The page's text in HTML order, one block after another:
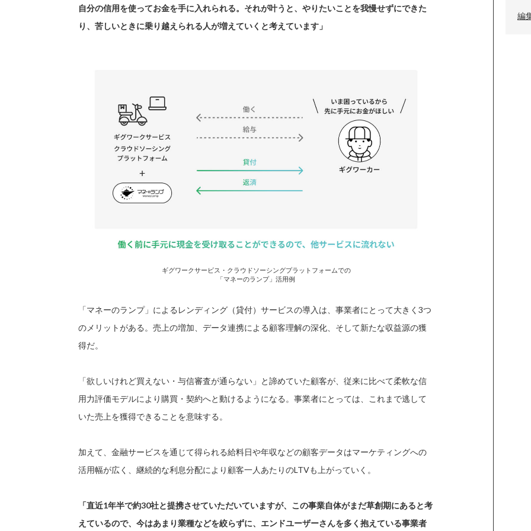
自分の信用を使ってお金を手に入れられる。それが叶うと、やりたいことを我慢せずにできた
り、苦しいときに乗り越えられる人が増えていくと考えています」
ギグワークサービス・クラウドソーシングプラットフォームでの
「マネーのランプ」活用例
「マネーのランプ」によるレンディング（貸付）サービスの導入は、事業者にとって大きく3つ
のメリットがある。売上の増加、データ連携による顧客理解の深化、そして新たな収益源の獲
得だ。
「欲しいけれど買えない・与信審査が通らない」と諦めていた顧客が、従来に比べて柔軟な信
用力評価モデルにより購買・契約へと動けるようになる。事業者にとっては、これまで逃して
いた売上を獲得できることを意味する。
加えて、金融サービスを通じて得られる給料日や年収などの顧客データはマーケティングへの
活用幅が広く、継続的な利息分配により顧客一人あたりのLTVも上がっていく。
「直近1年半で約30社と提携させていただいていますが、この事業自体がまだ草創期にあると考
えているので、今はあまり業種などを絞らずに、エンドユーザーさんを多く抱えている事業者
編